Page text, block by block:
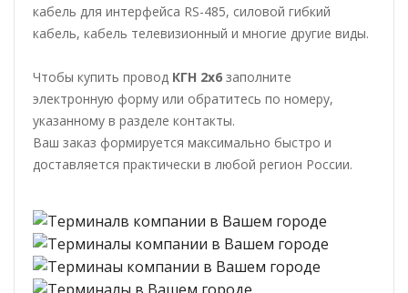
кабель для интерфейса RS-485, силовой гибкий
кабель, кабель телевизионный и многие другие виды.
Чтобы купить провод КГН 2х6 заполните
электронную форму или обратитесь по номеру,
указанному в разделе контакты.
Ваш заказ формируется максимально быстро и
доставляется практически в любой регион России.